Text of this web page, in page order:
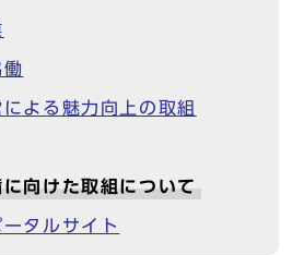
よる魅力向上の取組
向けた取組について
タルサイト